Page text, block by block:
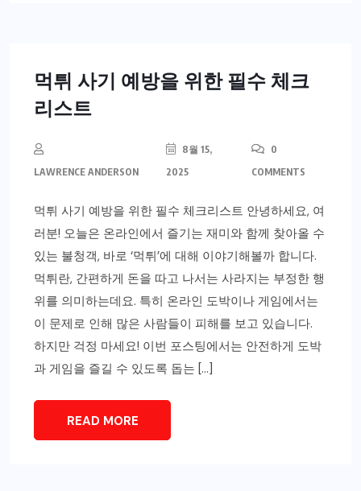
먹튀 사기 예방을 위한 필수 체크
리스트
LAWRENCE ANDERSON
8월 15,
2025
0
COMMENTS
먹튀 사기 예방을 위한 필수 체크리스트 안녕하세요, 여
러분! 오늘은 온라인에서 즐기는 재미와 함께 찾아올 수
있는 불청객, 바로 ‘먹튀’에 대해 이야기해볼까 합니다.
먹튀란, 간편하게 돈을 따고 나서는 사라지는 부정한 행
위를 의미하는데요. 특히 온라인 도박이나 게임에서는
이 문제로 인해 많은 사람들이 피해를 보고 있습니다.
하지만 걱정 마세요! 이번 포스팅에서는 안전하게 도박
과 게임을 즐길 수 있도록 돕는 […]
READ MORE